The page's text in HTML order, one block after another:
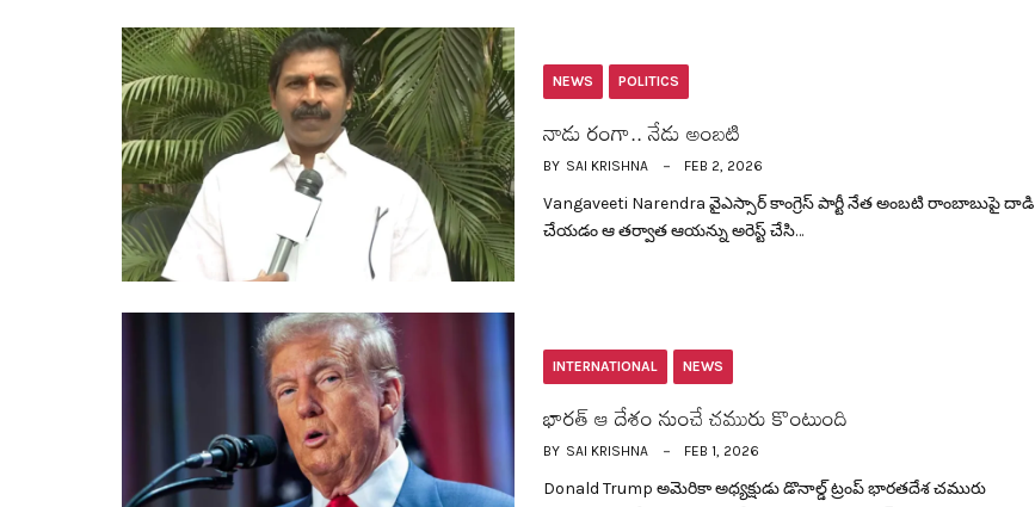
NEWS POLITICS
నాడు రంగా.. నేడు అంబ‌టి
BY SAI KRISHNA FEB 2, 2026
Vangaveeti Narendra వైఎస్సార్ కాంగ్రెస్ పార్టీ నేత అంబ‌టి రాంబాబుపై దాడి
చేయడం ఆ త‌ర్వాత ఆయ‌న్ను అరెస్ట్ చేసి…
INTERNATIONAL NEWS
భార‌త్ ఆ దేశం నుంచే చ‌మురు కొంటుంది
BY SAI KRISHNA FEB 1, 2026
Donald Trump అమెరికా అధ్య‌క్షుడు డొనాల్డ్ ట్రంప్ భార‌త‌దేశ చ‌మురు